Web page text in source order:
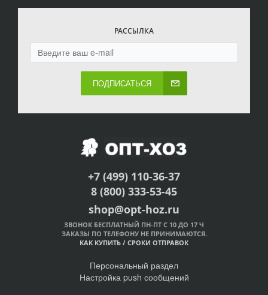
РАССЫЛКА
ПОДПИСАТЬСЯ
+7 (499) 110-36-37
8 (800) 333-53-45
shop@opt-hoz.ru
ЗВОНОК БЕСПЛАТНЫЙ ПН-ПТ С 10 ДО 17 Ч
ЗАКАЗЫ ПО ТЕЛЕФОНУ НЕ ПРИНИМАЮТСЯ.
КАК КУПИТЬ / СРОКИ ОТПРАВОК
Персональный раздел
Настройка push сообщений